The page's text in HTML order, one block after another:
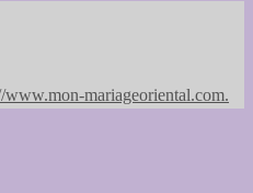
www.mon-mariageoriental.com.